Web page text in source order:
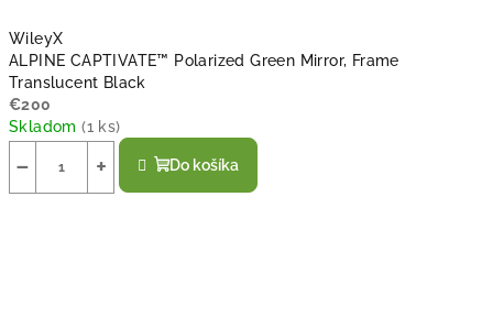
ALPINE CAPTIVATE™ Polarized Green Mirror, Frame
Translucent Black
WileyX
€200
Skladom(1 ks)
+
− Do košíka